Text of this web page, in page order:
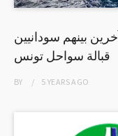
بينهم سودانيين
قبالة سواحل تونس
BY 5 YEARSAGO